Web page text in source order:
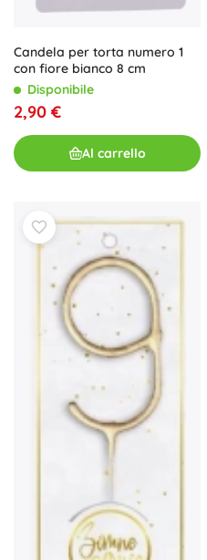
Candela per torta numero 1
con fiore bianco 8 cm
Disponibile
2,90 €
Al carrello